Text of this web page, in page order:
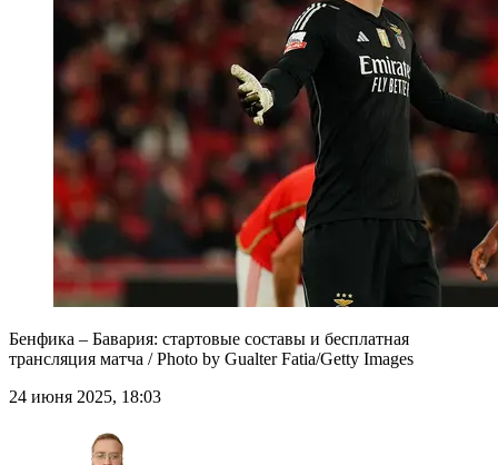
Бенфика – Бавария: стартовые составы и бесплатная
трансляция матча / Photo by Gualter Fatia/Getty Images
24 июня 2025, 18:03